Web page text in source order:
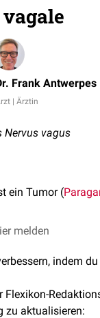
Frank Antwerpes
| Ärztin
Nervus vagus
ein Tumor (
melden
indem
zu aktualisieren: